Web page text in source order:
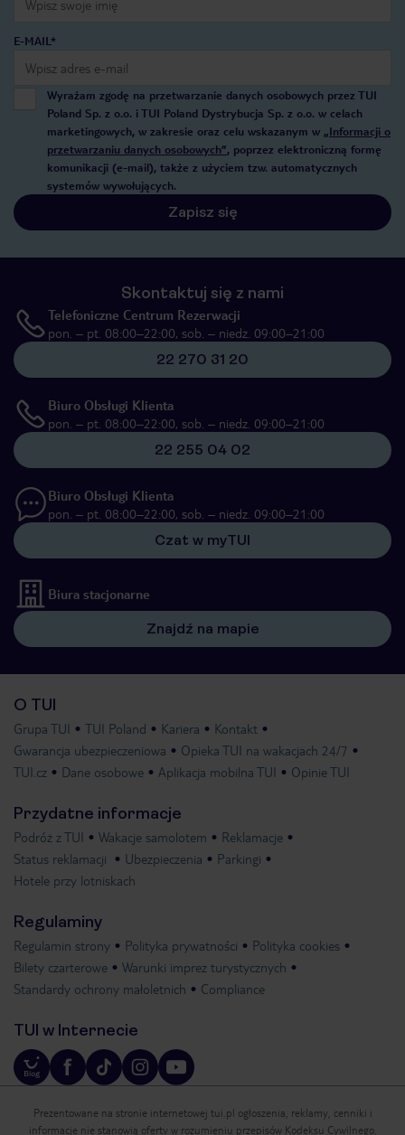
E-MAIL*
Wyrażam zgodę na przetwarzanie danych osobowych przez TUI
Poland Sp. z o.o. i TUI Poland Dystrybucja Sp. z o.o. w celach
marketingowych, w zakresie oraz celu wskazanym w „Informacji o
przetwarzaniu danych osobowych”, poprzez elektroniczną formę
komunikacji (e-mail), także z użyciem tzw. automatycznych
systemów wywołujących.
Zapisz się
Skontaktuj się z nami
Telefoniczne Centrum Rezerwacji
pon. – pt. 08:00–22:00, sob. – niedz. 09:00–21:00
22 270 31 20
Biuro Obsługi Klienta
pon. – pt. 08:00–22:00, sob. – niedz. 09:00–21:00
22 255 04 02
Biuro Obsługi Klienta
pon. – pt. 08:00–22:00, sob. – niedz. 09:00–21:00
Czat w myTUI
Biura stacjonarne
Znajdź na mapie
O TUI
Grupa TUI TUI Poland Kariera
Kontakt
Gwarancja ubezpieczeniowa
Opieka TUI na wakacjach 24/7
TUI.cz
Dane osobowe Aplikacja mobilna TUI Opinie TUI
Przydatne informacje
Podróż z TUI Wakacje samolotem
Reklamacje
Status reklamacji
Ubezpieczenia
Parkingi
Hotele przy lotniskach
Regulaminy
Regulamin strony Polityka prywatności
Polityka cookies
Bilety czarterowe
Warunki imprez turystycznych
Standardy ochrony małoletnich
Compliance
TUI w Internecie
Prezentowane na stronie internetowej tui.pl ogłoszenia, reklamy, cenniki i
informacje nie stanowią oferty w rozumieniu przepisów Kodeksu Cywilnego.